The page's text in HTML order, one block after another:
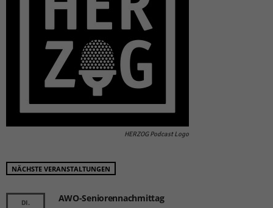
HERZOG Podcast Logo
NÄCHSTE VERANSTALTUNGEN
DI. AWO-Seniorennachmittag